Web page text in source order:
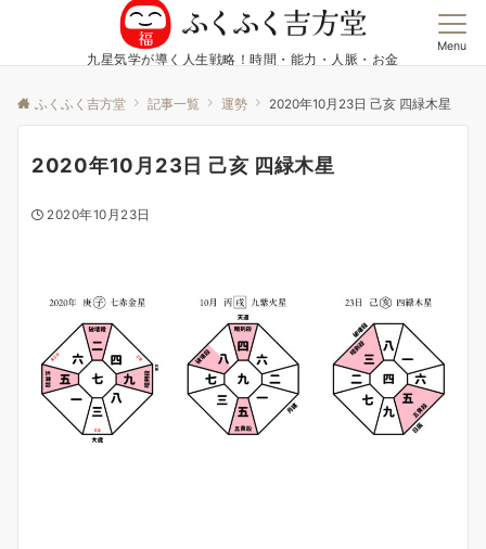
九星気学が導く人生戦略！時間・能力・人脈・お金
Menu
ふくふく吉方堂 記事一覧 運勢 2020年10月23日 己亥 四緑木星
2020年10月23日 己亥 四緑木星
2020年10月23日